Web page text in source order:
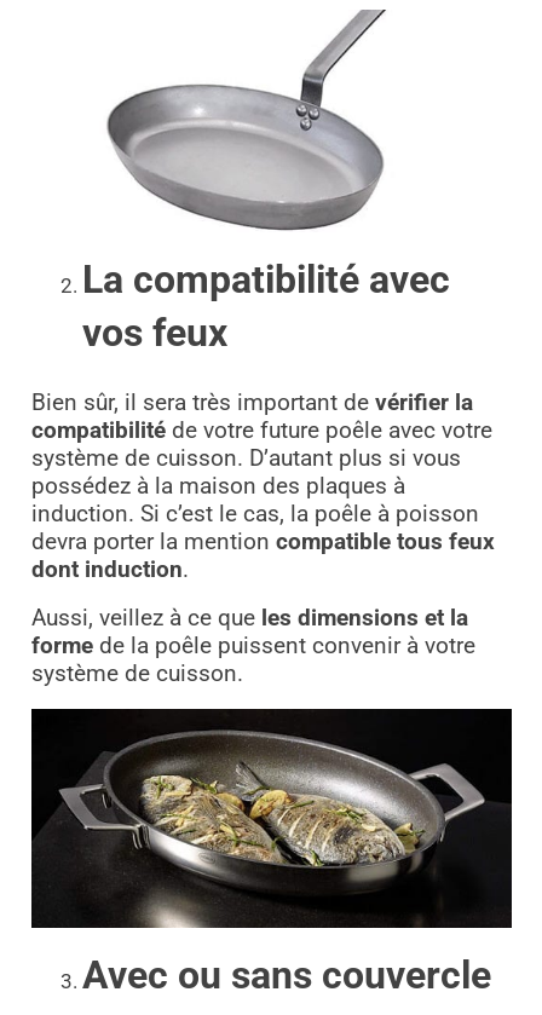
La compatibilité avec
vos feux
Bien sûr, il sera très important de vérifier la
compatibilitéde votre future poêle avec votre
système de cuisson. D’autant plus si vous
possédez à la maison des plaques à
induction. Si c’est le cas, la poêle à poisson
devra porter la mention compatible tous feux
dont induction.
Aussi, veillez à ce que les dimensions et la
formede la poêle puissent convenir à votre
système de cuisson.
Avec ou sans couvercle